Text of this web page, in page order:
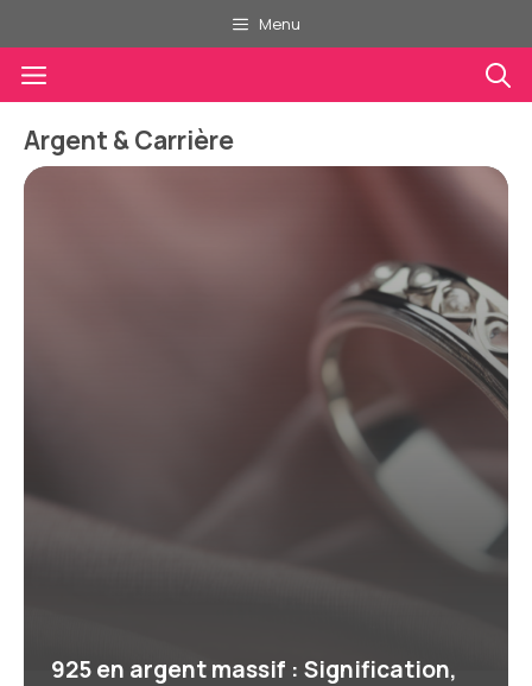
au
contenu
Menu
Menu
Argent & Carrière
925 en argent massif : Signification,